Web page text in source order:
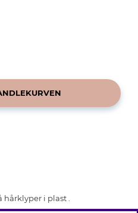
i plast .